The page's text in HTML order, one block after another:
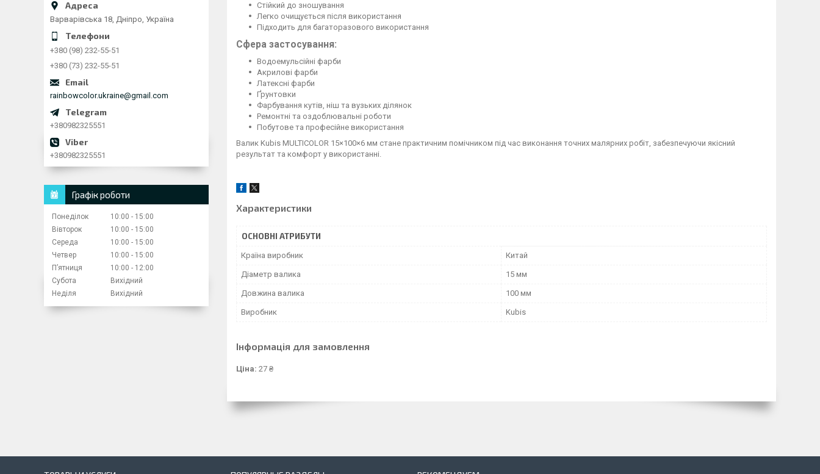
Стійкий до зношування
Легко очищується після використання
Підходить для багаторазового використання
Сфера застосування:
Водоемульсійні фарби
Акрилові фарби
Латексні фарби
Ґрунтовки
Фарбування кутів, ніш та вузьких ділянок
Ремонтні та оздоблювальні роботи
Побутове та професійне використання
Валик Kubis MULTICOLOR 15×100×6 мм стане практичним помічником під час виконання точних малярних робіт, забезпечуючи якісний
результат та комфорт у використанні.
Характеристики
ОСНОВНІ АТРИБУТИ
Країна виробник Китай
Діаметр валика 15 мм
Довжина валика 100 мм
Виробник Kubis
Інформація для замовлення
Ціна: 27 ₴
Варварівська 18, Дніпро, Україна
+380 (98) 232-55-51
+380 (73) 232-55-51
rainbowcolor.ukraine@gmail.com
+380982325551
+380982325551
Графік роботи
Понеділок 10:00
15:00
Вівторок
10:00
15:00
Середа
10:00
15:00
Четвер
10:00
15:00
Пʼятниця
10:00
12:00
Субота
Вихідний
Неділя
Вихідний